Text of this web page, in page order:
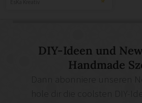
DIY-Ideen und
Handmade